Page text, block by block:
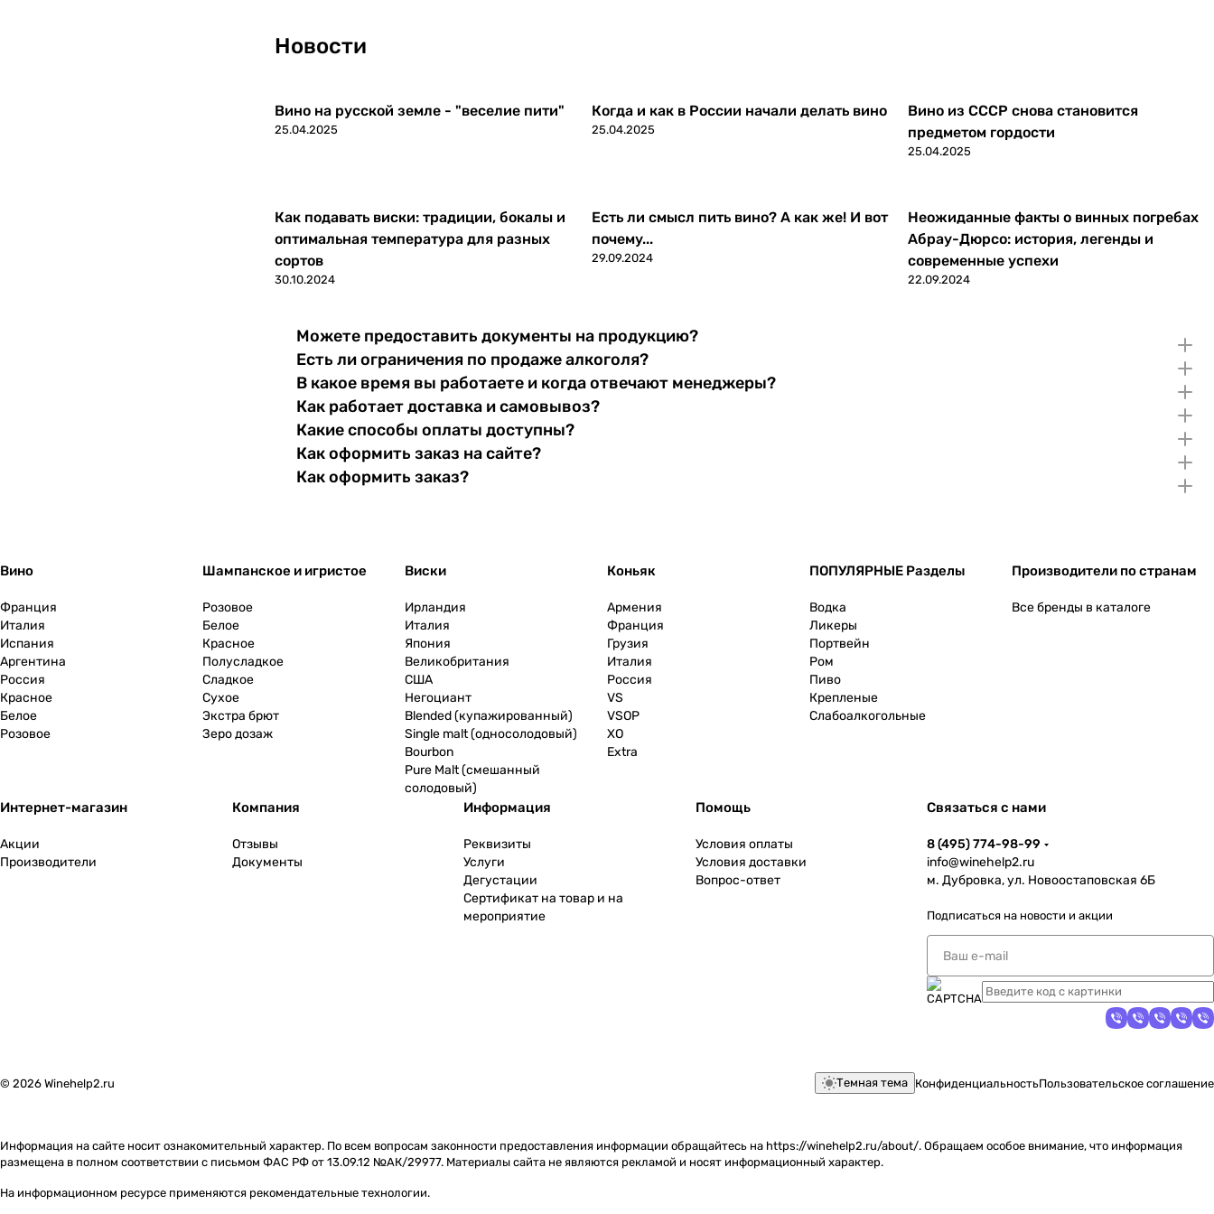
Новости
Вино на русской земле - "веселие пити"
25.04.2025
Когда и как в России начали делать вино
25.04.2025
Вино из СССР снова становится
предметом гордости
25.04.2025
Как подавать виски: традиции, бокалы и
оптимальная температура для разных
сортов
30.10.2024
Есть ли смысл пить вино? А как же! И вот
почему...
29.09.2024
Неожиданные факты о винных погребах
Абрау-Дюрсо: история, легенды и
современные успехи
22.09.2024
Можете предоставить документы на продукцию?
Есть ли ограничения по продаже алкоголя?
В какое время вы работаете и когда отвечают менеджеры?
Как работает доставка и самовывоз?
Какие способы оплаты доступны?
Как оформить заказ на сайте?
Как оформить заказ?
Вино
Франция
Италия
Испания
Аргентина
Россия
Красное
Белое
Розовое
Шампанское и игристое
Розовое
Белое
Красное
Полусладкое
Сладкое
Сухое
Экстра брют
Зеро дозаж
Виски
Ирландия
Италия
Япония
Великобритания
США
Негоциант
Blended (купажированный)
Single malt (односолодовый)
Bourbon
Pure Malt (смешанный
солодовый)
Коньяк
Армения
Франция
Грузия
Италия
Россия
VS
VSOP
XO
Extra
ПОПУЛЯРНЫЕ Разделы
Водка
Ликеры
Портвейн
Ром
Пиво
Крепленые
Слабоалкогольные
Производители по странам
Все бренды в каталоге
Интернет-магазин
Акции
Производители
Компания
Отзывы
Документы
Информация
Реквизиты
Услуги
Дегустации
Сертификат на товар и на
мероприятие
Помощь
Условия оплаты
Условия доставки
Вопрос-ответ
Связаться с нами
8 (495) 774-98-99
info@winehelp2.ru
м. Дубровка, ул. Новоостаповская 6Б
Подписаться на новости и акции
© 2026 Winehelp2.ru Темная тема КонфиденциальностьПользовательское соглашение
Информация на сайте носит ознакомительный характер. По всем вопросам законности предоставления информации обращайтесь на https://winehelp2.ru/about/. Обращаем особое внимание, что информация
размещена в полном соответствии с письмом ФАС РФ от 13.09.12 №АК/29977. Материалы сайта не являются рекламой и носят информационный характер.
На информационном ресурсе применяются рекомендательные технологии.